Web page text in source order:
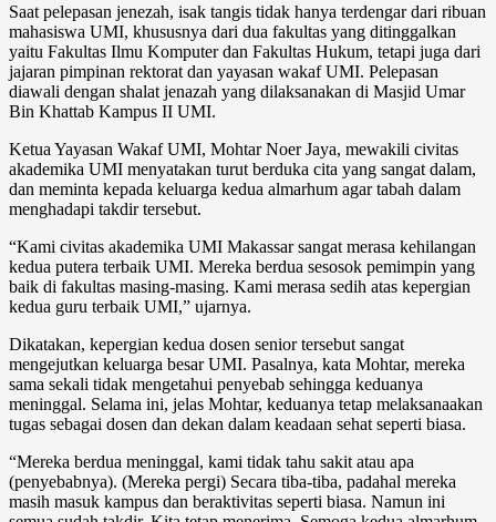
Saat pelepasan jenezah, isak tangis tidak hanya terdengar dari ribuan
mahasiswa UMI, khususnya dari dua fakultas yang ditinggalkan
yaitu Fakultas Ilmu Komputer dan Fakultas Hukum, tetapi juga dari
jajaran pimpinan rektorat dan yayasan wakaf UMI. Pelepasan
diawali dengan shalat jenazah yang dilaksanakan di Masjid Umar
Bin Khattab Kampus II UMI.
Ketua Yayasan Wakaf UMI, Mohtar Noer Jaya, mewakili civitas
akademika UMI menyatakan turut berduka cita yang sangat dalam,
dan meminta kepada keluarga kedua almarhum agar tabah dalam
menghadapi takdir tersebut.
“Kami civitas akademika UMI Makassar sangat merasa kehilangan
kedua putera terbaik UMI. Mereka berdua sesosok pemimpin yang
baik di fakultas masing-masing. Kami merasa sedih atas kepergian
kedua guru terbaik UMI,” ujarnya.
Dikatakan, kepergian kedua dosen senior tersebut sangat
mengejutkan keluarga besar UMI. Pasalnya, kata Mohtar, mereka
sama sekali tidak mengetahui penyebab sehingga keduanya
meninggal. Selama ini, jelas Mohtar, keduanya tetap melaksanaakan
tugas sebagai dosen dan dekan dalam keadaan sehat seperti biasa.
“Mereka berdua meninggal, kami tidak tahu sakit atau apa
(penyebabnya). (Mereka pergi) Secara tiba-tiba, padahal mereka
masih masuk kampus dan beraktivitas seperti biasa. Namun ini